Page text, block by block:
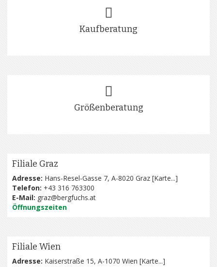
Kaufberatung
Größenberatung
Filiale Graz
Adresse: Hans-Resel-Gasse 7, A-8020 Graz [Karte...]
Telefon: +43 316 763300
E-Mail: graz@bergfuchs.at
Öffnungszeiten
Filiale Wien
Adresse: Kaiserstraße 15, A-1070 Wien [Karte...]